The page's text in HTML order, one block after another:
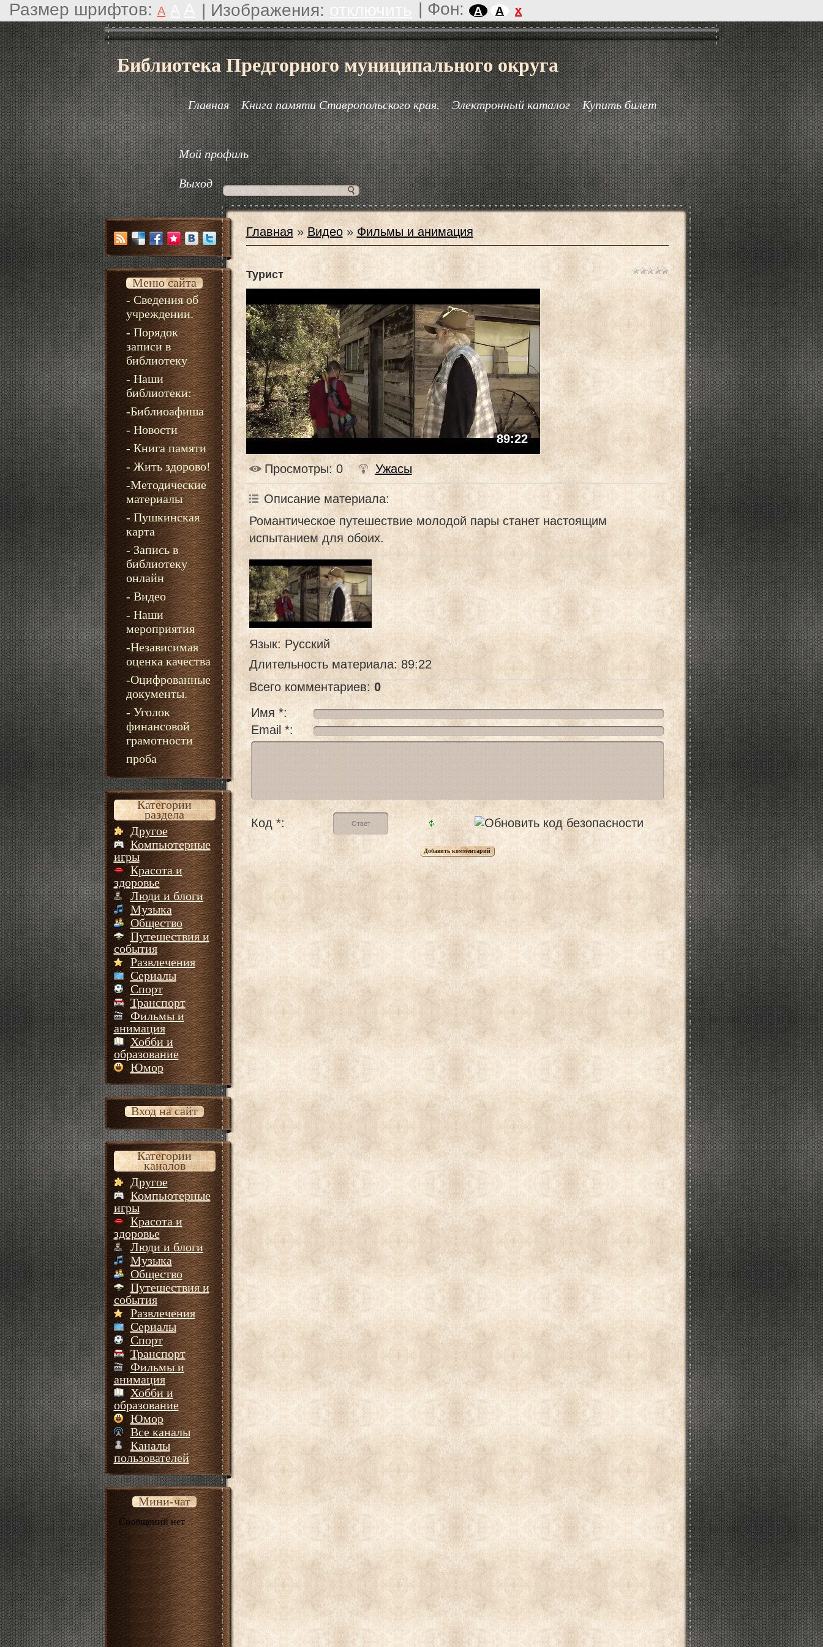
Размер шрифтов: A | Изображения: | Фон: A A x
Библиотека Предгорного муниципального округа
Главная Книга памяти Ставропольского края. Электронный каталог Купить билет
Мой профиль
Выход
Меню сайта
- Сведения об
учреждении.
- Порядок
записи в
библиотеку
- Наши
библиотеки:
-Библиоафиша
- Новости
- Книга памяти
- Жить здорово!
-Методические
материалы
- Пушкинская
карта
- Запись в
библиотеку
онлайн
- Видео
- Наши
мероприятия
-Независимая
оценка качества
-Оцифрованные
документы.
- Уголок
финансовой
грамотности
проба
Категории
раздела
Другое
Компьютерные
игры
Красота и
здоровье
Люди и блоги
Музыка
Общество
Путешествия и
события
Развлечения
Сериалы
Спорт
Транспорт
Фильмы и
анимация
Хобби и
образование
Юмор
Вход на сайт
Категории
каналов
Другое
Компьютерные
игры
Красота и
здоровье
Люди и блоги
Музыка
Общество
Путешествия и
события
Развлечения
Сериалы
Спорт
Транспорт
Фильмы и
анимация
Хобби и
образование
Юмор
Все каналы
Каналы
пользователей
Мини-чат
Главная »Видео» Фильмы и анимация
Турист
89:22
Просмотры: 0 Ужасы
Описание материала:
Романтическое путешествие молодой пары станет настоящим
испытанием для обоих.
Язык: Русский
Длительность материала: 89:22
Всего комментариев: 0
Имя *:
Email *:
Код *: